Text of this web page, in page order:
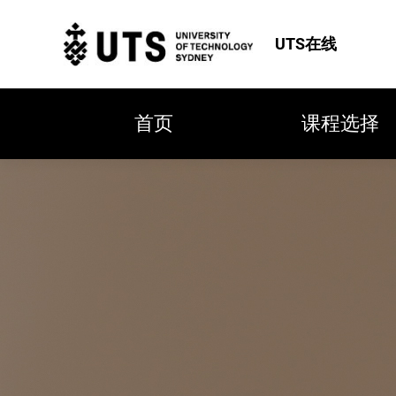
UTS在线
首页 课程选择